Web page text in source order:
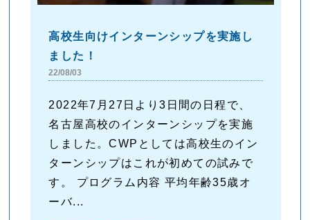
高校生向けインターンシップを実施し
ました！
22/08/03
2022年7月27日より3日間の日程で、
名古屋高校のインターンシップを実施
しました。CWPとしては高校生のイン
ターンシップはこれが初めての試みで
す。 プログラム内容 平均年齢35歳オ
ーバ...